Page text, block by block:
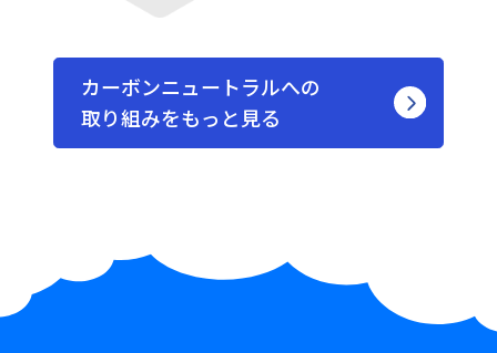
カーボンニュートラルへの
取り組みをもっと見る